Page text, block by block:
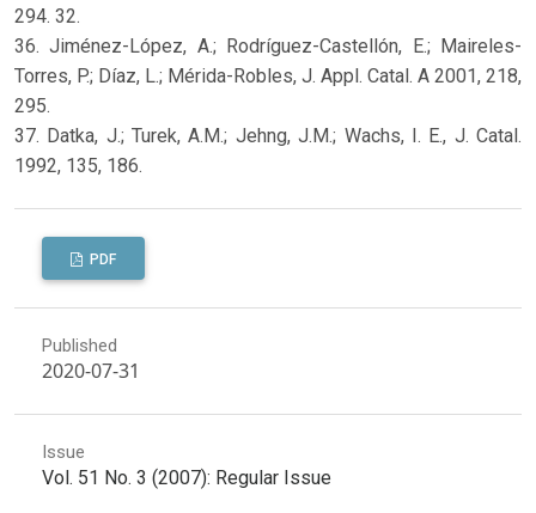
294. 32.
36. Jiménez-López, A.; Rodríguez-Castellón, E.; Maireles-
Torres, P.; Díaz, L.; Mérida-Robles, J. Appl. Catal. A 2001, 218,
295.
37. Datka, J.; Turek, A.M.; Jehng, J.M.; Wachs, I. E., J. Catal.
1992, 135, 186.
PDF
Published
2020-07-31
Issue
Vol. 51 No. 3 (2007): Regular Issue